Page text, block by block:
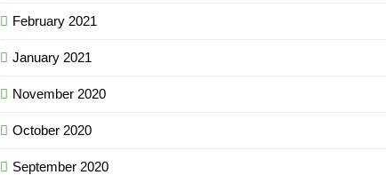
February 2021
January 2021
November 2020
October 2020
September 2020